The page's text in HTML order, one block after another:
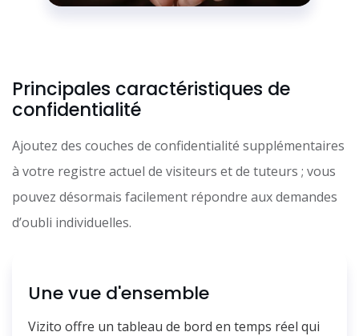
Principales caractéristiques de
confidentialité
Ajoutez des couches de confidentialité supplémentaires
à votre registre actuel de visiteurs et de tuteurs ; vous
pouvez désormais facilement répondre aux demandes
d’oubli individuelles.
Une vue d'ensemble
Vizito offre un tableau de bord en temps réel qui